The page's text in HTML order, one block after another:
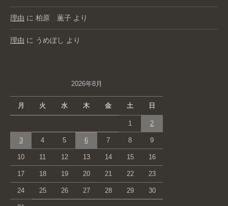
理由 に 柏原 薫子 より
理由 に うめぼし より
2026年8月
月 火 水 木 金 土 日
1 2
3 4 5 6 7 8 9
10 11 12 13 14 15 16
17 18 19 20 21 22 23
24 25 26 27 28 29 30